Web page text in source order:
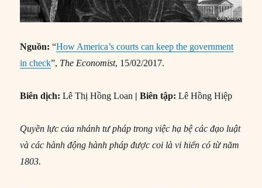
Nguồn: “How America’s courts can keep the government
in check”, The Economist, 15/02/2017.
Biên dịch:Lê Thị Hồng Loan | Biên tập:Lê Hồng Hiệp
Quyền lực của nhánh tư pháp trong việc hạ bệ các đạo luật
và các hành động hành pháp được coi là vi hiến có từ năm
1803.